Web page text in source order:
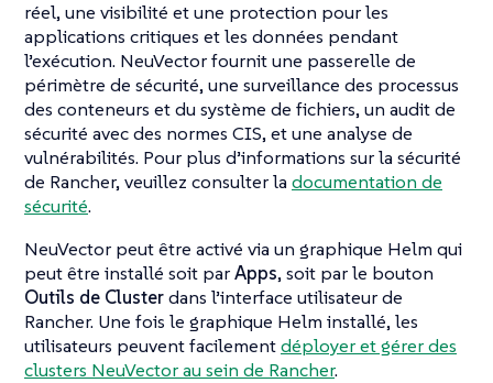
réel, une visibilité et une protection pour les
applications critiques et les données pendant
l’exécution. NeuVector fournit une passerelle de
périmètre de sécurité, une surveillance des processus
des conteneurs et du système de fichiers, un audit de
sécurité avec des normes CIS, et une analyse de
vulnérabilités. Pour plus d’informations sur la sécurité
de Rancher, veuillez consulter la documentation de
sécurité.
NeuVector peut être activé via un graphique Helm qui
peut être installé soit parApps, soit par le bouton
Outils de Clusterdans l’interface utilisateur de
Rancher. Une fois le graphique Helm installé, les
utilisateurs peuvent facilementdéployer et gérer des
clusters NeuVector au sein de Rancher.